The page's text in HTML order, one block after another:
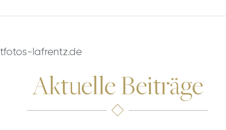
lafrentz.de
Aktuelle Beiträge